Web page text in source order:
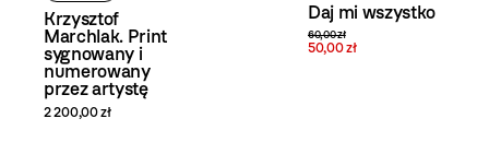
Krzysztof
Marchlak. Print
sygnowany i
numerowany
przez artystę
2 200,00 zł
Daj mi wszystko
60,00 zł
50,00 zł